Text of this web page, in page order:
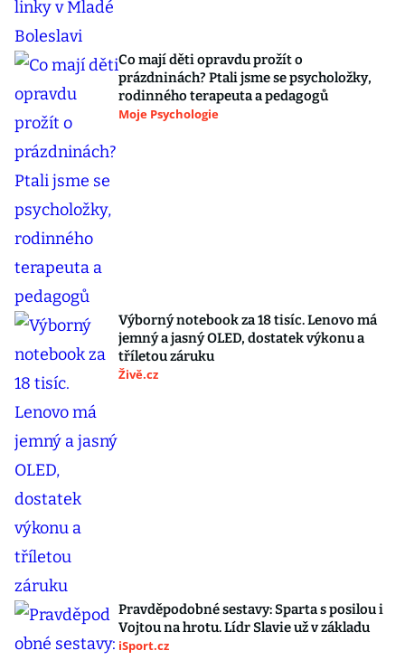
Co mají děti opravdu prožít o
prázdninách? Ptali jsme se psycholožky,
rodinného terapeuta a pedagogů
Moje Psychologie
Výborný notebook za 18 tisíc. Lenovo má
jemný a jasný OLED, dostatek výkonu a
tříletou záruku
Živě.cz
Pravděpodobné sestavy: Sparta s posilou i
Vojtou na hrotu. Lídr Slavie už v základu
iSport.cz